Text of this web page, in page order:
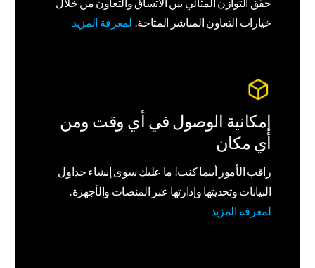
حقِّق التوازن المثالي بين الاتساق والتعاون من خلال
خيارات التعاون المباشر المتاحة. لمعرفة المزيد
إمكانية الوصول في أي وقت ومن
أي مكان
راقب الأمور أينما كنت! ما عليك سوى إنشاء جداول
البيانات وتحديثها وإدارتها عبر المنصات والأجهزة.
لمعرفة المزيد